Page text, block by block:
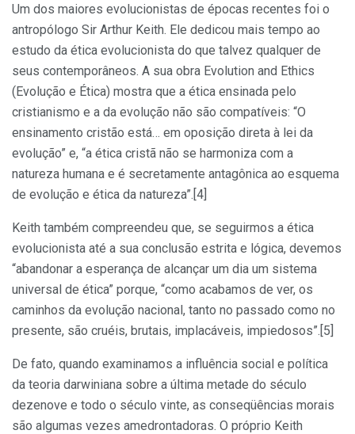
Um dos maiores evolucionistas de épocas recentes foi o
antropólogo Sir Arthur Keith. Ele dedicou mais tempo ao
estudo da ética evolucionista do que talvez qualquer de
seus contemporâneos. A sua obra Evolution and Ethics
(Evolução e Ética) mostra que a ética ensinada pelo
cristianismo e a da evolução não são compatíveis: “O
ensinamento cristão está… em oposição direta à lei da
evolução” e, “a ética cristã não se harmoniza com a
natureza humana e é secretamente antagônica ao esquema
de evolução e ética da natureza”.[4]
Keith também compreendeu que, se seguirmos a ética
evolucionista até a sua conclusão estrita e lógica, devemos
“abandonar a esperança de alcançar um dia um sistema
universal de ética” porque, “como acabamos de ver, os
caminhos da evolução nacional, tanto no passado como no
presente, são cruéis, brutais, implacáveis, impiedosos”.[5]
De fato, quando examinamos a influência social e política
da teoria darwiniana sobre a última metade do século
dezenove e todo o século vinte, as conseqüências morais
são algumas vezes amedrontadoras. O próprio Keith